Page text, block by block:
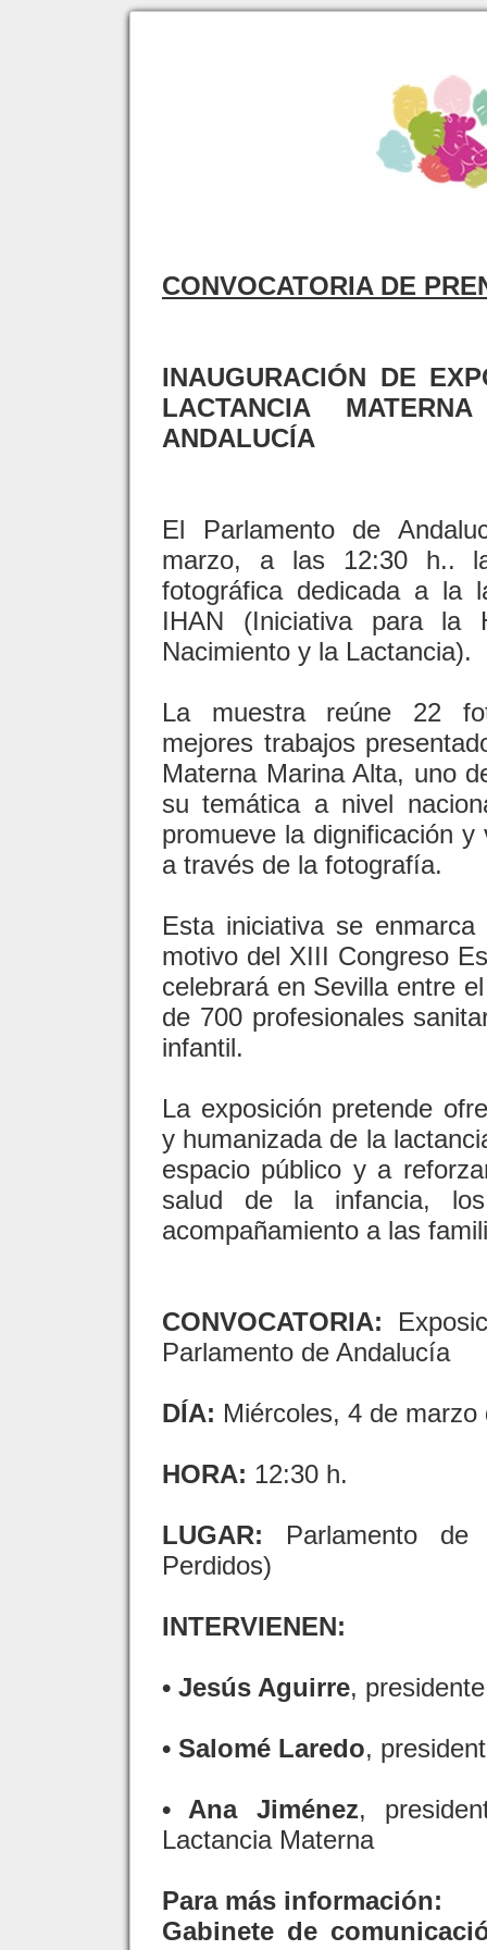
CONVOCATORIA DE
INAUGURACIÓN DE
LACTANCIA
ANDALUCÍA
El Parlamento de
marzo, a las 12:30 h..
fotográfica dedicada a la
IHAN (Iniciativa para la
Nacimiento y la Lactancia).
La muestra reúne 22
mejores trabajos
Materna Marina Alta, uno
su temática a nivel
promueve la dignificación
a través de la fotografía.
Esta iniciativa se
motivo del XIII Congreso
celebrará en Sevilla entre
de 700 profesionales
infantil.
La exposición pretende
y humanizada de la
espacio público y a
salud de la infancia,
acompañamiento a las
CONVOCATORIA:
Parlamento de Andalucía
DÍA: Miércoles, 4 de marzo
HORA: 12:30 h.
LUGAR: Parlamento
Perdidos)
INTERVIENEN:
• Jesús Aguirre,
• Salomé Laredo,
• Ana Jiménez,
Lactancia Materna
Para más información:
Gabinete de